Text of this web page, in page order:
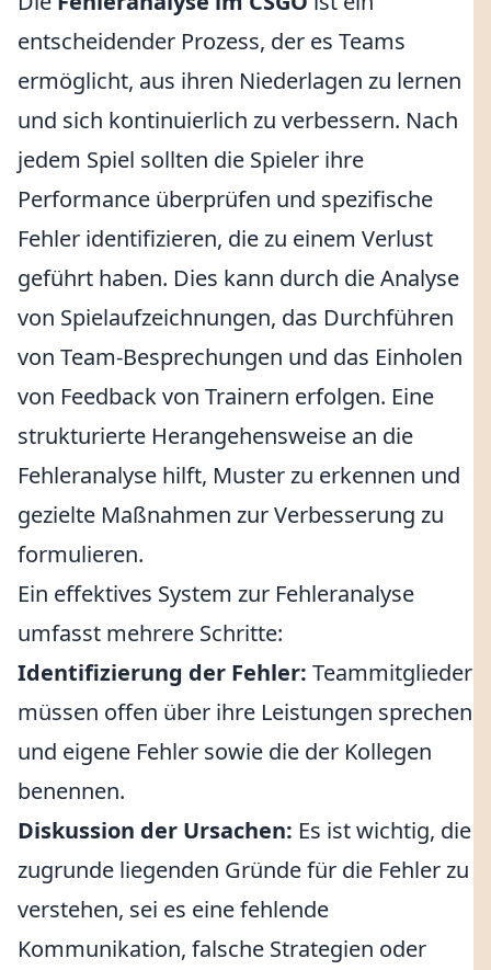
entscheidender Prozess, der es Teams
ermöglicht, aus ihren Niederlagen zu lernen
und sich kontinuierlich zu verbessern. Nach
jedem Spiel sollten die Spieler ihre
Performance überprüfen und spezifische
Fehler identifizieren, die zu einem Verlust
geführt haben. Dies kann durch die Analyse
von Spielaufzeichnungen, das Durchführen
von Team-Besprechungen und das Einholen
von Feedback von Trainern erfolgen. Eine
strukturierte Herangehensweise an die
Fehleranalyse hilft, Muster zu erkennen und
gezielte Maßnahmen zur Verbesserung zu
formulieren.
Ein effektives System zur Fehleranalyse
umfasst mehrere Schritte:
Identifizierung der Fehler: Teammitglieder
müssen offen über ihre Leistungen sprechen
und eigene Fehler sowie die der Kollegen
benennen.
Diskussion der Ursachen: Es ist wichtig, die
zugrunde liegenden Gründe für die Fehler zu
verstehen, sei es eine fehlende
Kommunikation, falsche Strategien oder